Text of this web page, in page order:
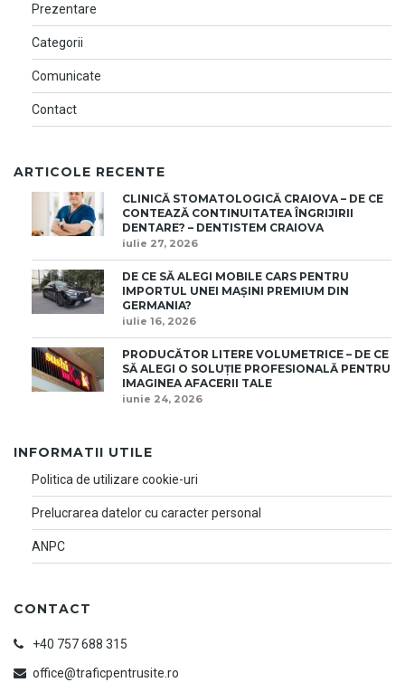
Prezentare
Categorii
Comunicate
Contact
ARTICOLE RECENTE
CLINICĂ STOMATOLOGICĂ CRAIOVA – DE CE
CONTEAZĂ CONTINUITATEA ÎNGRIJIRII
DENTARE? – DENTISTEM CRAIOVA
iulie 27, 2026
DE CE SĂ ALEGI MOBILE CARS PENTRU
IMPORTUL UNEI MAȘINI PREMIUM DIN
GERMANIA?
iulie 16, 2026
PRODUCĂTOR LITERE VOLUMETRICE – DE CE
SĂ ALEGI O SOLUȚIE PROFESIONALĂ PENTRU
IMAGINEA AFACERII TALE
iunie 24, 2026
INFORMATII UTILE
Politica de utilizare cookie-uri
Prelucrarea datelor cu caracter personal
ANPC
CONTACT
+40 757 688 315
office@traficpentrusite.ro